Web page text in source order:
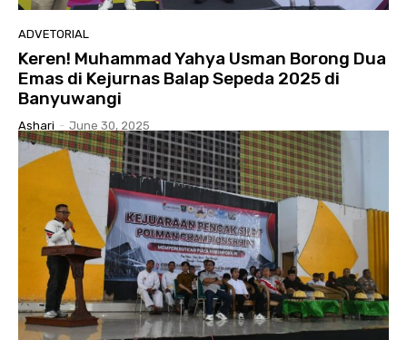
ADVETORIAL
Keren! Muhammad Yahya Usman Borong Dua
Emas di Kejurnas Balap Sepeda 2025 di
Banyuwangi
Ashari - June 30, 2025